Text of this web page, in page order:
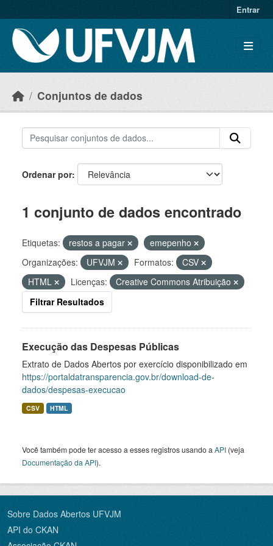
Entrar
Conjuntos de dados
Ordenar por
1 conjunto de dados encontrado
Etiquetas: restos a pagar
emepenho
Organizações:
UFVJM Formatos:
CSV
HTML
Licenças:
Creative Commons Atribuição
Filtrar Resultados
Execução das Despesas Públicas
Extrato de Dados Abertos por exercício disponibilizado em
https://portaldatransparencia.gov.br/download-de-
dados/despesas-execucao
CSV HTML
Você também pode ter acesso a esses registros usando a API (veja
Documentação da API).
Sobre Dados Abertos UFVJM
API do CKAN